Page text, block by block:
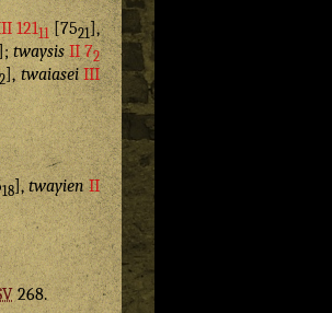
12111 [7521],
twaysis II 72
2],twaiasei III
18],twayien II
268.